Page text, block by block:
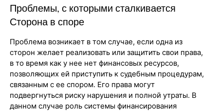
Проблемы, с которыми сталкивается
Сторона в споре
Проблема возникает в том случае, если одна из
сторон желает реализовать или защитить свои права,
в то время как у нее нет финансовых ресурсов,
позволяющих ей приступить к судебным процедурам,
связанным с ее спором. Его права могут
подвергнуться риску нарушения и полной утраты. В
данном случае роль системы финансирования